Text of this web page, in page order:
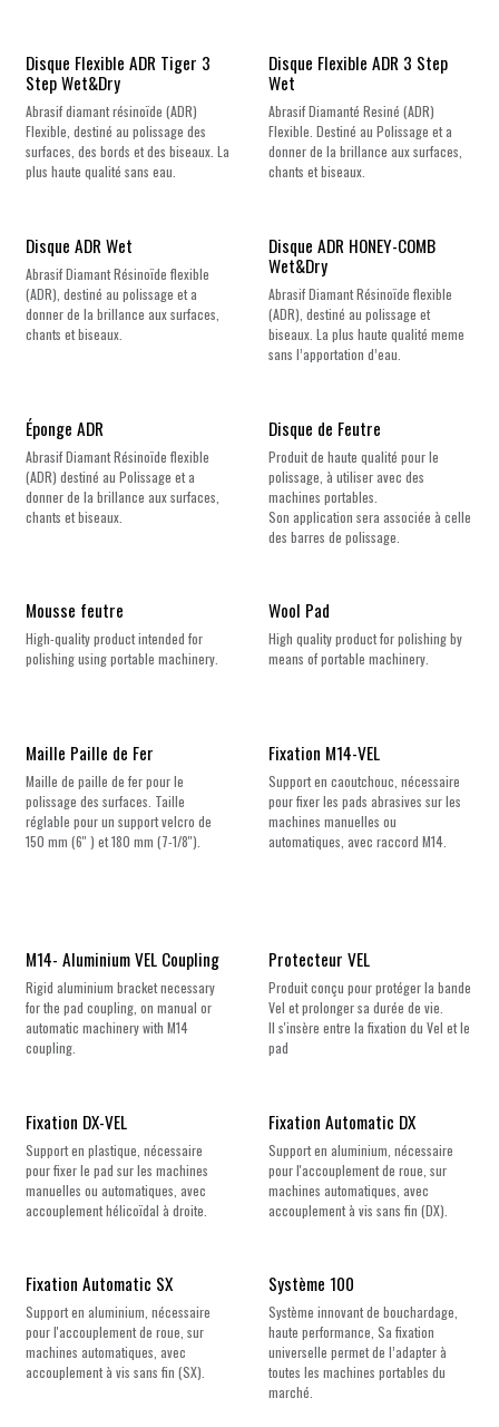
Disque Flexible ADR Tiger 3
Step Wet&Dry
Abrasif diamant résinoïde (ADR)
Flexible, destiné au polissage des
surfaces, des bords et des biseaux. La
plus haute qualité sans eau.
Disque Flexible ADR 3 Step
Wet
Abrasif Diamanté Resiné (ADR)
Flexible. Destiné au Polissage et a
donner de la brillance aux surfaces,
chants et biseaux.
Disque ADR Wet
Abrasif Diamant Résinoïde flexible
(ADR), destiné au polissage et a
donner de la brillance aux surfaces,
chants et biseaux.
Disque ADR HONEY-COMB
Wet&Dry
Abrasif Diamant Résinoïde flexible
(ADR), destiné au polissage et
biseaux. La plus haute qualité meme
sans l’apportation d’eau.
Éponge ADR
Abrasif Diamant Résinoïde flexible
(ADR) destiné au Polissage et a
donner de la brillance aux surfaces,
chants et biseaux.
Disque de Feutre
Produit de haute qualité pour le
polissage, à utiliser avec des
machines portables.
Son application sera associée à celle
des barres de polissage.
Mousse feutre
High-quality product intended for
polishing using portable machinery.
Wool Pad
High quality product for polishing by
means of portable machinery.
Maille Paille de Fer
Maille de paille de fer pour le
polissage des surfaces. Taille
réglable pour un support velcro de
150 mm (6'' ) et 180 mm (7-1/8'').
Fixation M14-VEL
Support en caoutchouc, nécessaire
pour fixer les pads abrasives sur les
machines manuelles ou
automatiques, avec raccord M14.
M14- Aluminium VEL Coupling
Rigid aluminium bracket necessary
for the pad coupling, on manual or
automatic machinery with M14
coupling.
Protecteur VEL
Produit conçu pour protéger la bande
Vel et prolonger sa durée de vie.
Il s'insère entre la fixation du Vel et le
pad
Fixation DX-VEL
Support en plastique, nécessaire
pour fixer le pad sur les machines
manuelles ou automatiques, avec
accouplement hélicoïdal à droite.
Fixation Automatic DX
Support en aluminium, nécessaire
pour l'accouplement de roue, sur
machines automatiques, avec
accouplement à vis sans fin (DX).
Fixation Automatic SX
Support en aluminium, nécessaire
pour l'accouplement de roue, sur
machines automatiques, avec
accouplement à vis sans fin (SX).
Système 100
Système innovant de bouchardage,
haute performance, Sa fixation
universelle permet de l’adapter à
toutes les machines portables du
marché.